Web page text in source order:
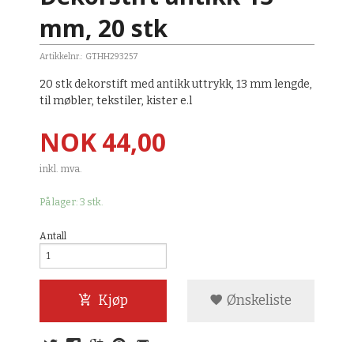
mm, 20 stk
Artikkelnr.: GTHH293257
20 stk dekorstift med antikk uttrykk, 13 mm lengde,
til møbler, tekstiler, kister e.l
Pris
NOK44,00
inkl. mva.
På lager: 3 stk.
Antall
Kjøp Ønskeliste